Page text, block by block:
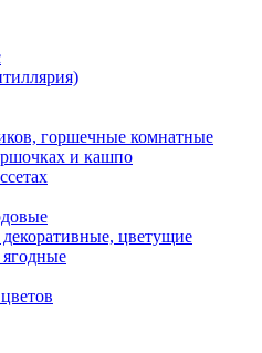
горшечные комнатные
и кашпо
цветущие